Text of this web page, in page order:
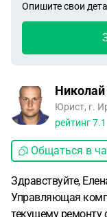
Опишите свои
Юрист, г.
рейтинг7.1
Общаться в
Здравствуйте,
Управляющая
текущему ремонту